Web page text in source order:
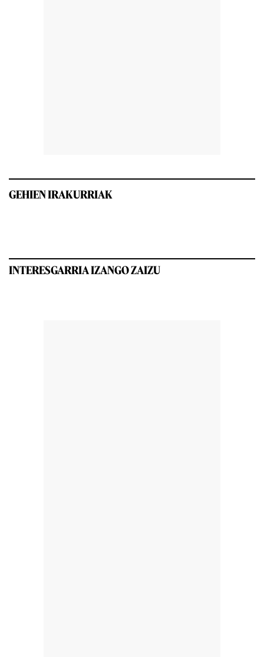
GEHIEN IRAKURRIAK
INTERESGARRIA IZANGO ZAIZU